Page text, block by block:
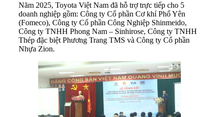
Năm 2025, Toyota Việt Nam đã hỗ trợ trực tiếp cho 5
doanh nghiệp gồm: Công ty Cổ phần Cơ khí Phổ Yên
(Fomeco), Công ty Cổ phần Công Nghiệp Shinmeido,
Công ty TNHH Phong Nam – Sinhirose, Công ty TNHH
Thép đặc biệt Phương Trang TMS và Công ty Cổ phần
Nhựa Zion.